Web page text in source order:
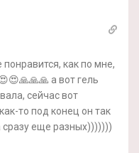
как по мне,
а вот гель
сейчас вот
то под конец он так
сразу еще разных)))))))